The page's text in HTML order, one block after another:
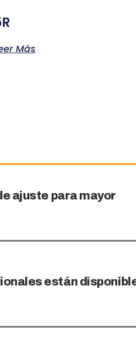
Más
ajuste para mayor
están